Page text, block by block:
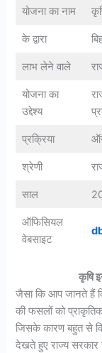
योजना का नाम
के द्वारा
लाभ लेने वाले
योजना का
उद्देश्य
प्रक्रिया
श्रेणी
साल
ऑफिसियल
वेबसाइट
कृषि
जैसा कि आप जानते हैं
की फसलों को
जिसके कारण बहुत से
देखते हुए राज्य सरकार